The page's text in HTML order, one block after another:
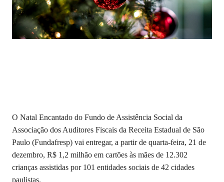
O Natal Encantado do Fundo de Assistência Social da
Associação dos Auditores Fiscais da Receita Estadual de São
Paulo (Fundafresp) vai entregar, a partir de quarta-feira, 21 de
dezembro, R$ 1,2 milhão em cartões às mães de 12.302
crianças assistidas por 101 entidades sociais de 42 cidades
paulistas.